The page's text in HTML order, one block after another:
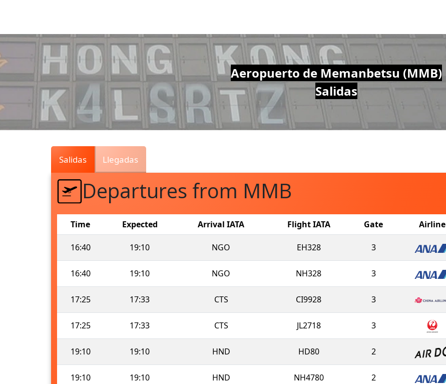
Traffic
Live
Aeropuerto de Memanbetsu (MMB)
Salidas
Salidas Llegadas
Departures from MMB
Time Expected Arrival IATA Flight IATA Gate Airline
16:40 19:10 NGO EH328 3
16:40 19:10 NGO NH328 3
17:25 17:33 CTS CI9928 3
17:25 17:33 CTS JL2718 3
19:10 19:10 HND HD80 2
19:10 19:10 HND NH4780 2